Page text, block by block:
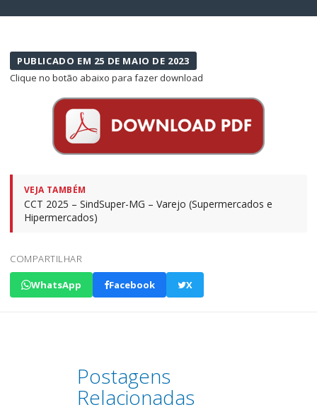
PUBLICADO EM 25 DE MAIO DE 2023
Clique no botão abaixo para fazer download
VEJA TAMBÉM
CCT 2025 – SindSuper-MG – Varejo (Supermercados e
Hipermercados)
COMPARTILHAR
WhatsApp Facebook X
Postagens
Relacionadas